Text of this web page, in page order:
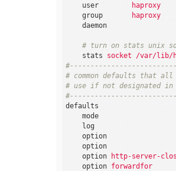
user
haproxy
group
haproxy
daemon
# turn on stats unix
stats
socket /var/lib/
# common defaults that
# use if not designated
defaults
mode
log
option
option
option
http-server-
option forwardfor